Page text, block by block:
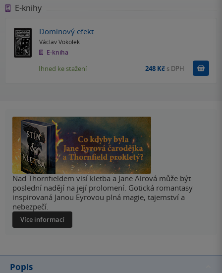
E-knihy
Dominový efekt
Václav Vokolek
E-kniha
Ihned ke stažení 248 Kč s DPH Koupit
Nad Thornfieldem visí kletba a Jane Airová může být
poslední nadějí na její prolomení. Gotická romantasy
inspirovaná Janou Eyrovou plná magie, tajemství a
nebezpečí.
Více informací
Popis